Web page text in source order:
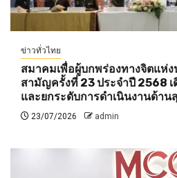
ข่าวทั่วไทย
สมาคมเพื่อผู้บกพร่องทางจิตแห่ง
สามัญครั้งที่ 23 ประจำปี 2568
และยกระดับการดำเนินงานด้า
23/07/2026 admin